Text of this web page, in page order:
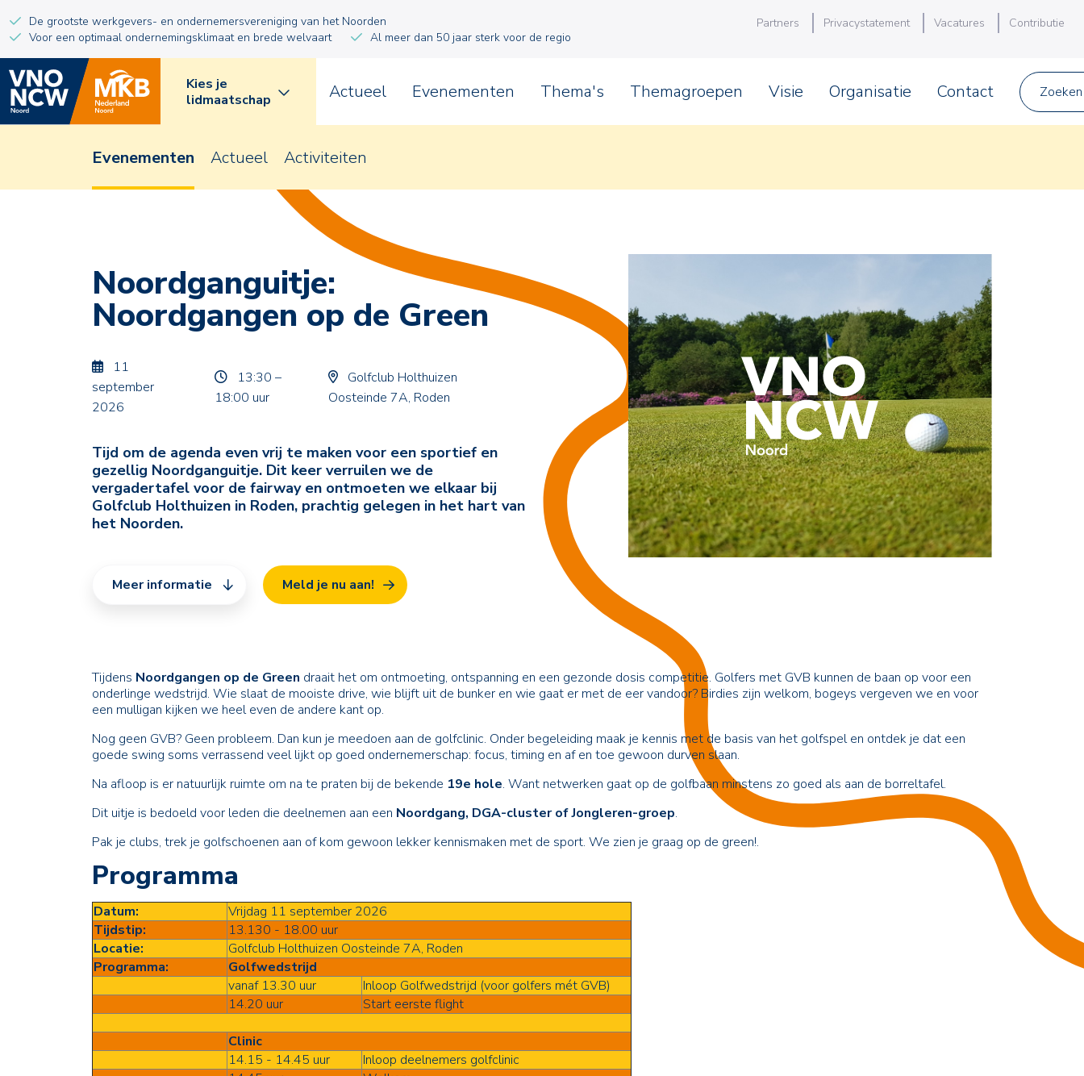
De grootste werkgevers- en ondernemersvereniging van het Noorden
Voor een optimaal ondernemingsklimaat en brede welvaart
Al meer dan 50 jaar sterk voor de regio
Partners Privacystatement Vacatures Contributie
Kies je
lidmaatschap
Actueel Evenementen Thema's Themagroepen Visie Organisatie Contact Zoeken
Evenementen Actueel Activiteiten
Noordganguitje:
Noordgangen op de Green
11
september
2026
13:30 –
18:00 uur
Golfclub Holthuizen
Oosteinde 7A, Roden
Tijd om de agenda even vrij te maken voor een sportief en
gezellig Noordganguitje. Dit keer verruilen we de
vergadertafel voor de fairway en ontmoeten we elkaar bij
Golfclub Holthuizen in Roden, prachtig gelegen in het hart van
het Noorden.
Meer informatie Meld je nu aan!
Tijdens Noordgangen op de Green draait het om ontmoeting, ontspanning en een gezonde dosis competitie. Golfers met GVB kunnen de baan op voor een
onderlinge wedstrijd. Wie slaat de mooiste drive, wie blijft uit de bunker en wie gaat er met de eer vandoor? Birdies zijn welkom, bogeys vergeven we en voor
een mulligan kijken we heel even de andere kant op.
Nog geen GVB? Geen probleem. Dan kun je meedoen aan de golfclinic. Onder begeleiding maak je kennis met de basis van het golfspel en ontdek je dat een
goede swing soms verrassend veel lijkt op goed ondernemerschap: focus, timing en af en toe gewoon durven slaan.
Na afloop is er natuurlijk ruimte om na te praten bij de bekende 19e hole. Want netwerken gaat op de golfbaan minstens zo goed als aan de borreltafel.
Dit uitje is bedoeld voor leden die deelnemen aan een Noordgang, DGA-cluster of Jongleren-groep.
Pak je clubs, trek je golfschoenen aan of kom gewoon lekker kennismaken met de sport. We zien je graag op de green!.
Programma
Datum:
Vrijdag 11 september 2026
Tijdstip:
13.130 - 18.00 uur
Locatie:
Golfclub Holthuizen Oosteinde 7A, Roden
Programma:
Golfwedstrijd
vanaf 13.30 uur
Inloop Golfwedstrijd (voor golfers mét GVB)
14.20 uur
Start eerste flight
Clinic
14.15 - 14.45 uur
Inloop deelnemers golfclinic